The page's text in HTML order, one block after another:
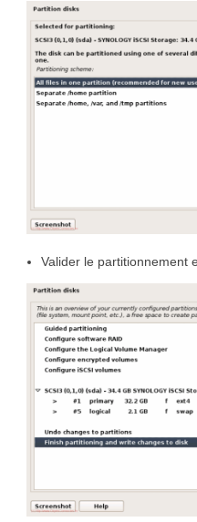
Valider le partitionnement